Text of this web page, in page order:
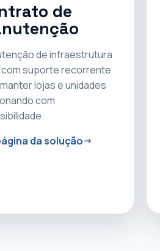
de
de infraestrutura
com suporte recorrente
lojas e unidades
com
da solução